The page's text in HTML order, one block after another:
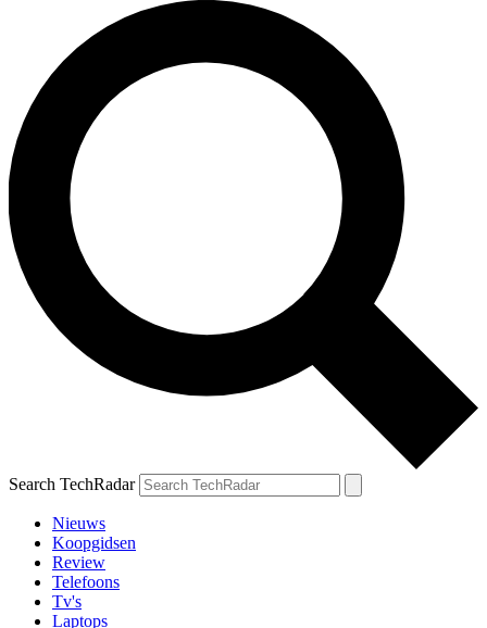
Search TechRadar
Nieuws
Koopgidsen
Review
Telefoons
Tv's
Laptops